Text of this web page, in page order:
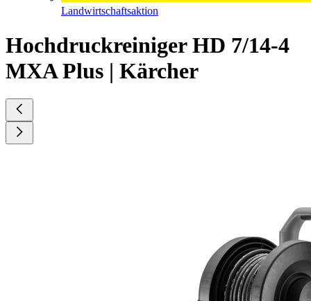
Landwirtschaftsaktion
Hochdruckreiniger HD 7/14-4
MXA Plus | Kärcher